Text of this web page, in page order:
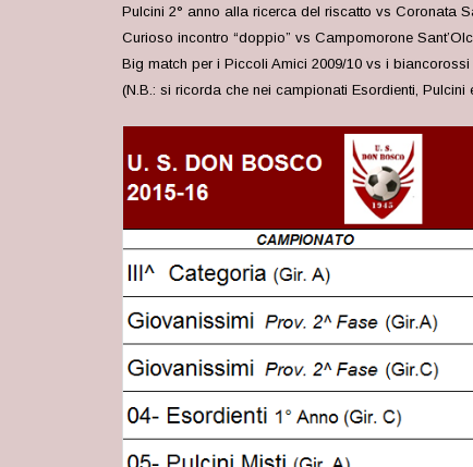
Pulcini 2° anno alla ricerca del riscatto vs Coronata
Curioso incontro “doppio” vs Campomorone
Big match per i Piccoli Amici 2009/10 vs i
(N.B.: si ricorda che nei campionati Esordienti,